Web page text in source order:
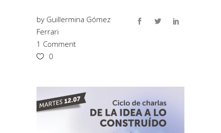
by Guillermina Gómez
Ferrari
1 Comment
0